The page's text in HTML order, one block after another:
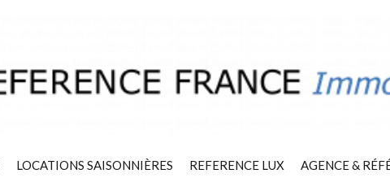
LOCATIONS SAISONNIÈRES REFERENCE LUX AGENCE &